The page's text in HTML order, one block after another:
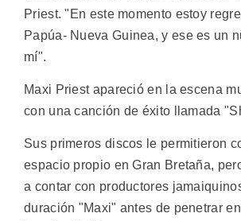
Priest. "En este momento estoy
Papúa- Nueva Guinea, y ese es un
mí".
Maxi Priest apareció en la escena
con una canción de éxito llamada
Sus primeros discos le permitieron
espacio propio en Gran Bretaña,
a contar con productores
duración "Maxi" antes de penetrar